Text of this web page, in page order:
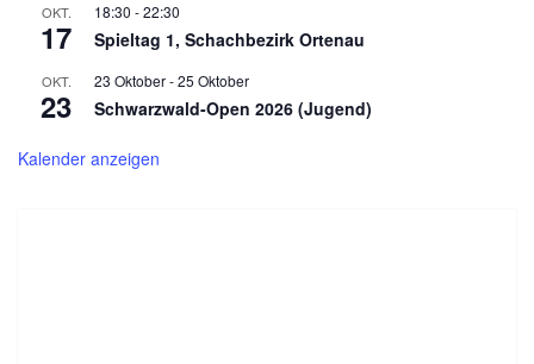
OKT.
17
18:30 -22:30
Spieltag 1, Schachbezirk Ortenau
OKT.
23
23 Oktober-25 Oktober
Schwarzwald-Open 2026 (Jugend)
Kalender anzeigen